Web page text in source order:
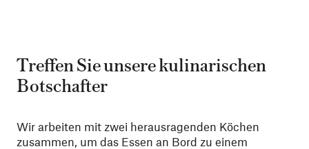
Treffen Sie unsere kulinarischen
Botschafter
Wir arbeiten mit zwei herausragenden Köchen
zusammen, um das Essen an Bord zu einem